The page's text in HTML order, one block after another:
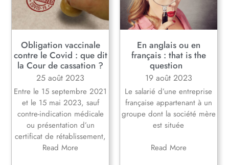
Obligation vaccinale
contre le Covid : que dit
la Cour de cassation ?
25 août 2023
Entre le 15 septembre 2021
et le 15 mai 2023, sauf
contre-indication médicale
ou présentation d’un
certificat de rétablissement,
Read More
En anglais ou en
français : that is the
question
19 août 2023
Le salarié d’une entreprise
française appartenant à un
groupe dont la société mère
est située
Read More